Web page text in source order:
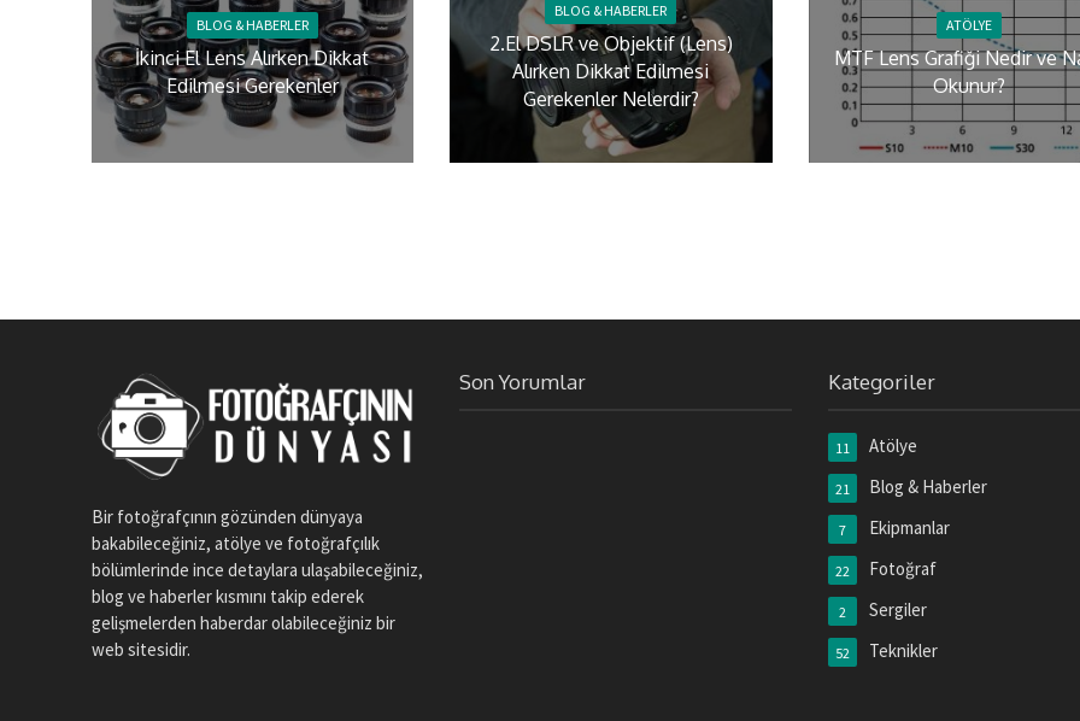
BLOG & HABERLER
İkinci El Lens Alırken Dikkat
Edilmesi Gerekenler
BLOG & HABERLER
2.El DSLR ve Objektif (Lens)
Alırken Dikkat Edilmesi
Gerekenler Nelerdir?
ATÖLYE
MTF Lens Grafiği Nedir ve
Okunur?
Bir fotoğrafçının gözünden dünyaya
bakabileceğiniz, atölye ve fotoğrafçılık
bölümlerinde ince detaylara ulaşabileceğiniz,
blog ve haberler kısmını takip ederek
gelişmelerden haberdar olabileceğiniz bir
web sitesidir.
Son Yorumlar Kategoriler
Atölye
11
Blog & Haberler
21
Ekipmanlar
7
Fotoğraf
22
Sergiler
2
Teknikler
52